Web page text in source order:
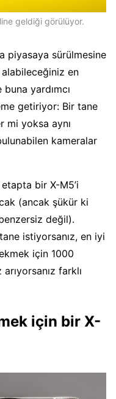
geldiği görülüyor.
piyasaya sürülmesine
alabileceğiniz en
yardımcı
getiriyor: Bir tane
mi yoksa aynı
kameralar
bir X-M5’i
(ancak şükür ki
değil).
istiyorsanız, en iyi
için 1000
farklı
için bir X-